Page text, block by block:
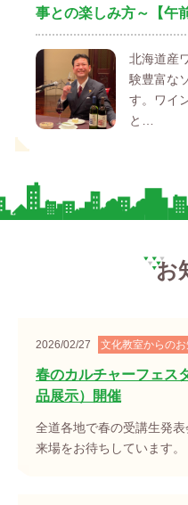
事との楽しみ方～【午
北海道産
験豊富な
す。ワイ
と…
お
2026/02/27 文化教室からの
春のカルチャーフェス
品展示）開催
全道各地で春の受講生発
来場をお待ちしています。